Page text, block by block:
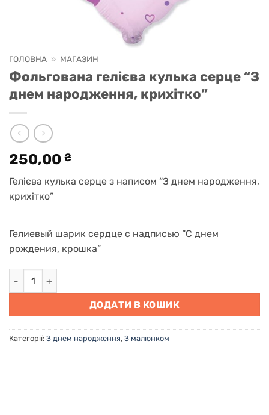
ГОЛОВНА » МАГАЗИН
Фольгована гелієва кулька серце “З
днем народження, крихітко”
250,00 ₴
Гелієва кулька серце з написом “З днем народження,
крихітко”
Гелиевый шарик сердце с надписью “С днем
рождения, крошка”
Фольгована гелієва кулька серце "З днем народження,
ДОДАТИ В КОШИК
Категорії: З днем народження, З малюнком